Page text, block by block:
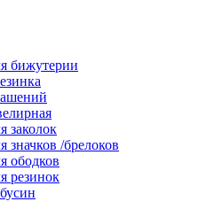
бижутерии
заколок
значков /брелоков
ободков
резинок